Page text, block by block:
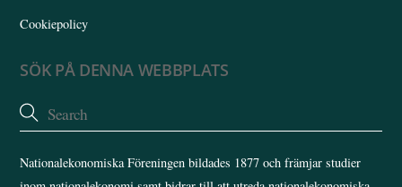
Cookiepolicy
SÖK PÅ DENNA WEBBPLATS
Nationalekonomiska Föreningen bildades 1877 och främjar studier